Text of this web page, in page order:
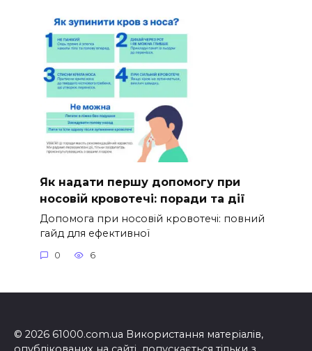
Як надати першу допомогу при
носовій кровотечі: поради та дії
Допомога при носовій кровотечі: повний
гайд для ефективної
0 6
© 2026 61000.com.ua Використання матеріалів,